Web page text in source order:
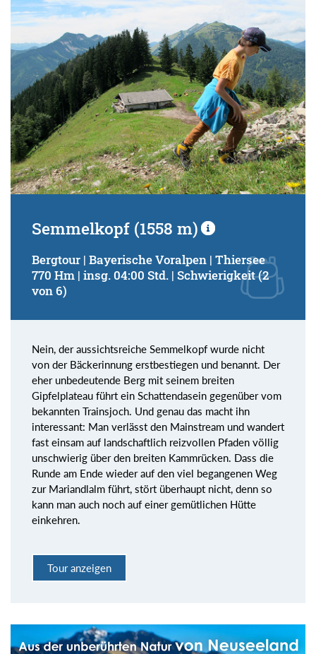
Semmelkopf (1558 m)
Bergtour | Bayerische Voralpen | Thiersee
770 Hm | insg. 04:00 Std. | Schwierigkeit (2
von 6)
Nein, der aussichtsreiche Semmelkopf wurde nicht
von der Bäckerinnung erstbestiegen und benannt. Der
eher unbedeutende Berg mit seinem breiten
Gipfelplateau führt ein Schattendasein gegenüber vom
bekannten Trainsjoch. Und genau das macht ihn
interessant: Man verlässt den Mainstream und wandert
fast einsam auf landschaftlich reizvollen Pfaden völlig
unschwierig über den breiten Kammrücken. Dass die
Runde am Ende wieder auf den viel begangenen Weg
zur Mariandlalm führt, stört überhaupt nicht, denn so
kann man auch noch auf einer gemütlichen Hütte
einkehren.
Tour anzeigen